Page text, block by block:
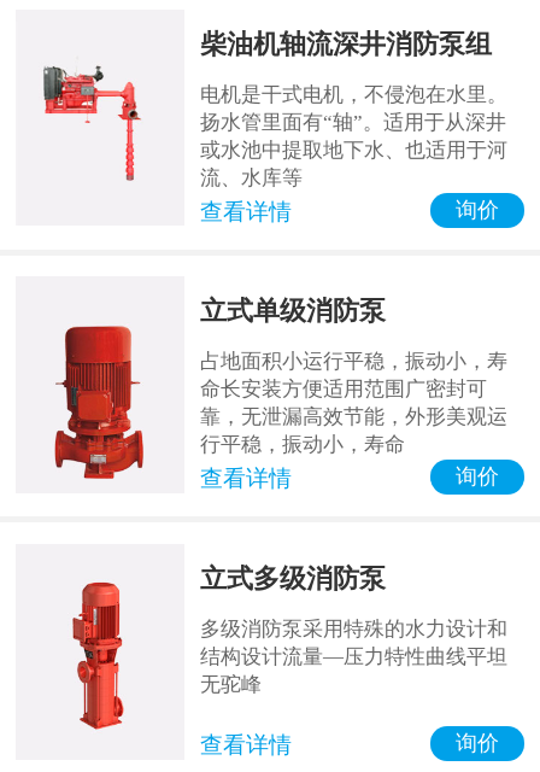
柴油机轴流深井消防泵组
电机是干式电机，不侵泡在水里。
扬水管里面有“轴”。适用于从深井
或水池中提取地下水、也适用于河
流、水库等
查看详情 询价
立式单级消防泵
占地面积小运行平稳，振动小，寿
命长安装方便适用范围广密封可
靠，无泄漏高效节能，外形美观运
行平稳，振动小，寿命
查看详情 询价
立式多级消防泵
多级消防泵采用特殊的水力设计和
结构设计流量—压力特性曲线平坦
无驼峰
查看详情 询价